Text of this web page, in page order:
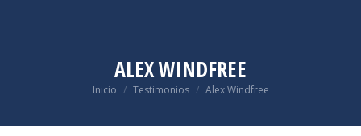
ALEX WINDFREE
Estás aquí:
Inicio Testimonios Alex Windfree